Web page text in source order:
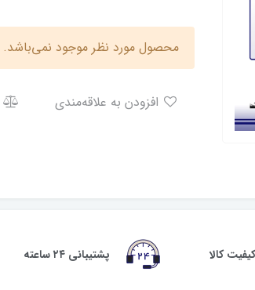
محصول مورد نظر موجود نمی‌باشد.
کالا پشتیبانی ۲۴ ساعته